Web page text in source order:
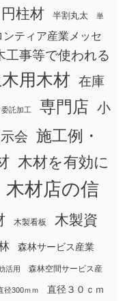
円柱材 半割丸太 単
ンティア産業メッセ
工事等で使われる
用木材 在庫
委託加工 専門店 小
会 施工例・
木材を有効に
木材店の信
木製看板
木製資
森林サービス産業
活用 森林空間サービス産
径300ｍｍ 直径３０ｃｍ